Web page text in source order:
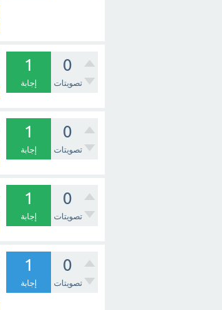
0
تصويتات
1
إجابة
0
تصويتات
1
إجابة
0
تصويتات
1
إجابة
0
تصويتات
1
إجابة